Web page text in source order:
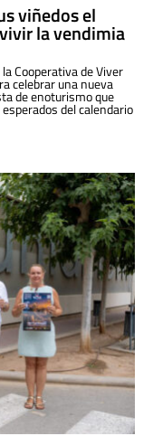
viñedos el
la vendimia
Cooperativa de Viver
celebrar una nueva
de enoturismo que
del calendario